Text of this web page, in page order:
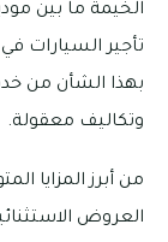
تأجير السيارات
بهذا الشأن من
وتكاليف معقولة.
من أبرز المزايا
العروض